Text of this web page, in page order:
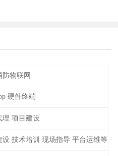
防物联网
硬件终端
理 项目建设
设 技术培训 现场指导 平台运维等